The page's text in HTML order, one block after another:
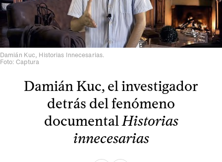
Damián Kuc, Historias Innecesarias.
Foto: Captura
Damián Kuc, el investigador
detrás del fenómeno
documentalHistorias
innecesarias